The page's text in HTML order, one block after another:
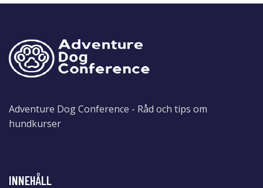
Adventure Dog Conference - Råd och tips om
hundkurser
INNEHÅLL